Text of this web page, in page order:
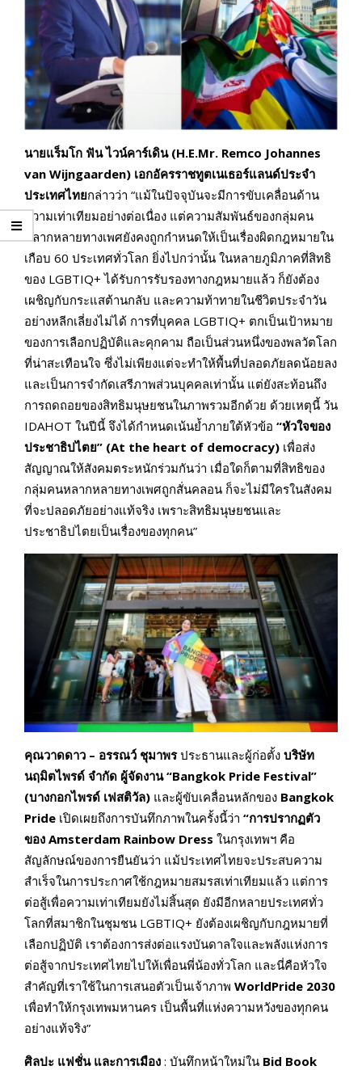
นายแร็มโก ฟัน ไวน์คาร์เดิน (H.E.Mr. Remco Johannes
van Wijngaarden) เอกอัครราชทูตเนเธอร์แลนด์ประจำ
ประเทศไทยกล่าวว่า “แม้ในปัจจุบันจะมีการขับเคลื่อนด้าน
ความเท่าเทียมอย่างต่อเนื่อง แต่ความสัมพันธ์ของกลุ่มคน
หลากหลายทางเพศยังคงถูกกำหนดให้เป็นเรื่องผิดกฎหมายใน
เกือบ 60 ประเทศทั่วโลก ยิ่งไปกว่านั้น ในหลายภูมิภาคที่สิทธิ
ของ LGBTIQ+ ได้รับการรับรองทางกฎหมายแล้ว ก็ยังต้อง
เผชิญกับกระแสต้านกลับ และความท้าทายในชีวิตประจำวัน
อย่างหลีกเลี่ยงไม่ได้ การที่บุคคล LGBTIQ+ ตกเป็นเป้าหมาย
ของการเลือกปฏิบัติและคุกคาม ถือเป็นส่วนหนึ่งของพลวัตโลก
ที่น่าสะเทือนใจ ซึ่งไม่เพียงแต่จะทำให้พื้นที่ปลอดภัยลดน้อยลง
และเป็นการจำกัดเสรีภาพส่วนบุคคลเท่านั้น แต่ยังสะท้อนถึง
การถดถอยของสิทธิมนุษยชนในภาพรวมอีกด้วย ด้วยเหตุนี้ วัน
IDAHOT ในปีนี้ จึงได้กำหนดเน้นย้ำภายใต้หัวข้อ “หัวใจของ
ประชาธิปไตย” (At the heart of democracy) เพื่อส่ง
สัญญาณให้สังคมตระหนักร่วมกันว่า เมื่อใดก็ตามที่สิทธิของ
กลุ่มคนหลากหลายทางเพศถูกสั่นคลอน ก็จะไม่มีใครในสังคม
ที่จะปลอดภัยอย่างแท้จริง เพราะสิทธิมนุษยชนและ
ประชาธิปไตยเป็นเรื่องของทุกคน”
คุณวาดดาว – อรรณว์ ชุมาพรประธานและผู้ก่อตั้ง บริษัท
นฤมิตไพรด์ จำกัด ผู้จัดงาน “Bangkok Pride Festival”
(บางกอกไพรด์ เฟสติวัล) และผู้ขับเคลื่อนหลักของ Bangkok
Pride เปิดเผยถึงการบันทึกภาพในครั้งนี้ว่า “การปรากฏตัว
ของ Amsterdam Rainbow Dress ในกรุงเทพฯ คือ
สัญลักษณ์ของการยืนยันว่า แม้ประเทศไทยจะประสบความ
สำเร็จในการประกาศใช้กฎหมายสมรสเท่าเทียมแล้ว แต่การ
ต่อสู้เพื่อความเท่าเทียมยังไม่สิ้นสุด ยังมีอีกหลายประเทศทั่ว
โลกที่สมาชิกในชุมชน LGBTIQ+ ยังต้องเผชิญกับกฎหมายที่
เลือกปฏิบัติ เราต้องการส่งต่อแรงบันดาลใจและพลังแห่งการ
ต่อสู้จากประเทศไทยไปให้เพื่อนพี่น้องทั่วโลก และนี่คือหัวใจ
สำคัญที่เราใช้ในการเสนอตัวเป็นเจ้าภาพ WorldPride 2030
เพื่อทำให้กรุงเทพมหานคร เป็นพื้นที่แห่งความหวังของทุกคน
อย่างแท้จริง”
ศิลปะ แฟชั่น และการเมือง : บันทึกหน้าใหม่ใน Bid Book